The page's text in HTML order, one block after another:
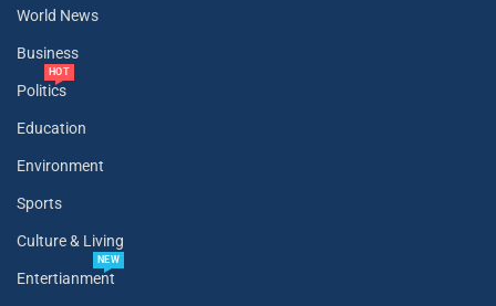
World News
Business
Politics
HOT
Education
Environment
Sports
Culture & Living
Entertianment
NEW